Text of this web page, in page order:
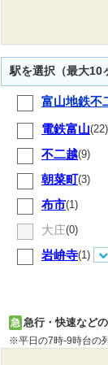
駅を選択（最大10
富山地鉄不
電鉄富山(22)
不二越(9)
朝菜町(3)
布市(1)
大庄(0)
岩峅寺(1)
急 急行・快速など
※平日の7時-9時台の